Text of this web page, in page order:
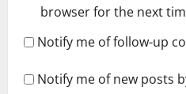
browser for the next
Notify me of follow-up
Notify me of new posts